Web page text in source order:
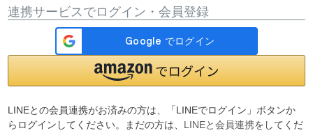
連携サービスでログイン・会員登録
LINEとの会員連携がお済みの方は、「LINEでログイン」ボタンか
らログインしてください。まだの方は、 LINEと会員連携をしてくだ